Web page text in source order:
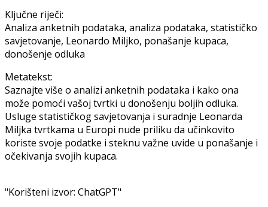
Ključne riječi:
Analiza anketnih podataka, analiza podataka, statističko
savjetovanje, Leonardo Miljko, ponašanje kupaca,
donošenje odluka
Metatekst:
Saznajte više o analizi anketnih podataka i kako ona
može pomoći vašoj tvrtki u donošenju boljih odluka.
Usluge statističkog savjetovanja i suradnje Leonarda
Miljka tvrtkama u Europi nude priliku da učinkovito
koriste svoje podatke i steknu važne uvide u ponašanje i
očekivanja svojih kupaca.
"Korišteni izvor: ChatGPT"